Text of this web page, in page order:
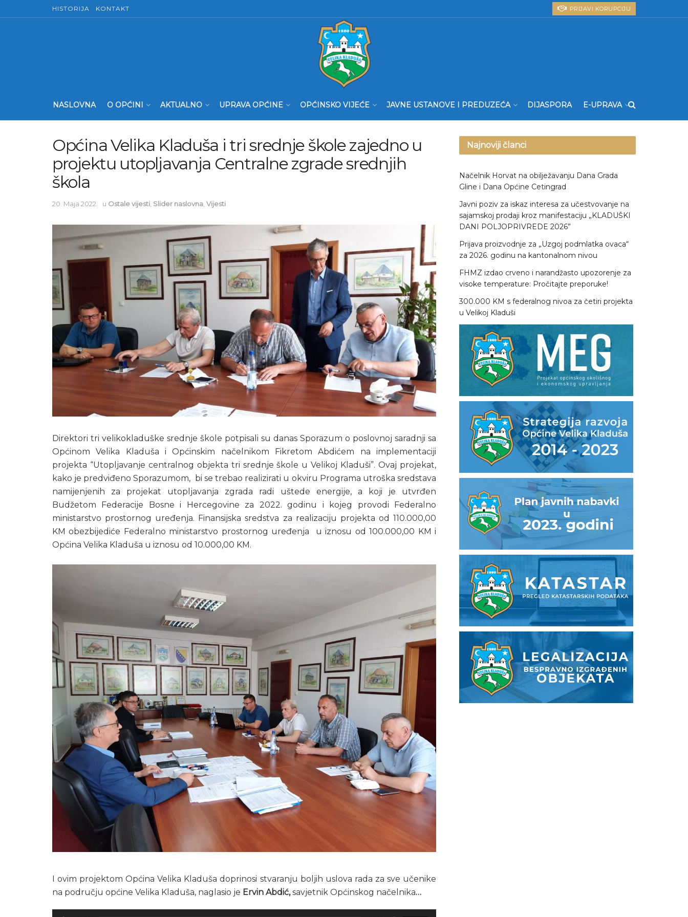
HISTORIJA KONTAKT PRIJAVI KORUPCIJU
NASLOVNA O OPĆINI AKTUALNO UPRAVA OPĆINE OPĆINSKO VIJEĆE JAVNE USTANOVE I PREDUZEĆA DIJASPORA E-UPRAVA
Općina Velika Kladuša i tri srednje škole zajedno u
projektu utopljavanja Centralne zgrade srednjih
škola
20. Maja 2022. u Ostale vijesti Slider naslovna Vijesti
Direktori tri velikokladuške srednje škole potpisali su danas Sporazum o poslovnoj saradnji sa
Općinom Velika Kladuša i Općinskim načelnikom Fikretom Abdićem na implementaciji
projekta “Utopljavanje centralnog objekta tri srednje škole u Velikoj Kladuši”. Ovaj projekat,
kako je predviđeno Sporazumom, bi se trebao realizirati u okviru Programa utroška sredstava
namijenjenih za projekat utopljavanja zgrada radi uštede energije, a koji je utvrđen
Budžetom Federacije Bosne i Hercegovine za 2022. godinu i kojeg provodi Federalno
ministarstvo prostornog uređenja. Finansijska sredstva za realizaciju projekta od 110.000,00
KM obezbijediće Federalno ministarstvo prostornog uređenja u iznosu od 100.000,00 KM i
Općina Velika Kladuša u iznosu od 10.000,00 KM.
I ovim projektom Općina Velika Kladuša doprinosi stvaranju boljih uslova rada za sve učenike
na području općine Velika Kladuša, naglasio je Ervin Abdić,savjetnik Općinskog načelnika…
Najnoviji članci
Načelnik Horvat na obilježavanju Dana Grada
Gline i Dana Općine Cetingrad
Javni poziv za iskaz interesa za učestvovanje na
sajamskoj prodaji kroz manifestaciju „KLADUŠKI
DANI POLJOPRIVREDE 2026”
Prijava proizvodnje za „Uzgoj podmlatka ovaca“
za 2026. godinu na kantonalnom nivou
FHMZ izdao crveno i narandžasto upozorenje za
visoke temperature: Pročitajte preporuke!
300.000 KM s federalnog nivoa za četiri projekta
u Velikoj Kladuši